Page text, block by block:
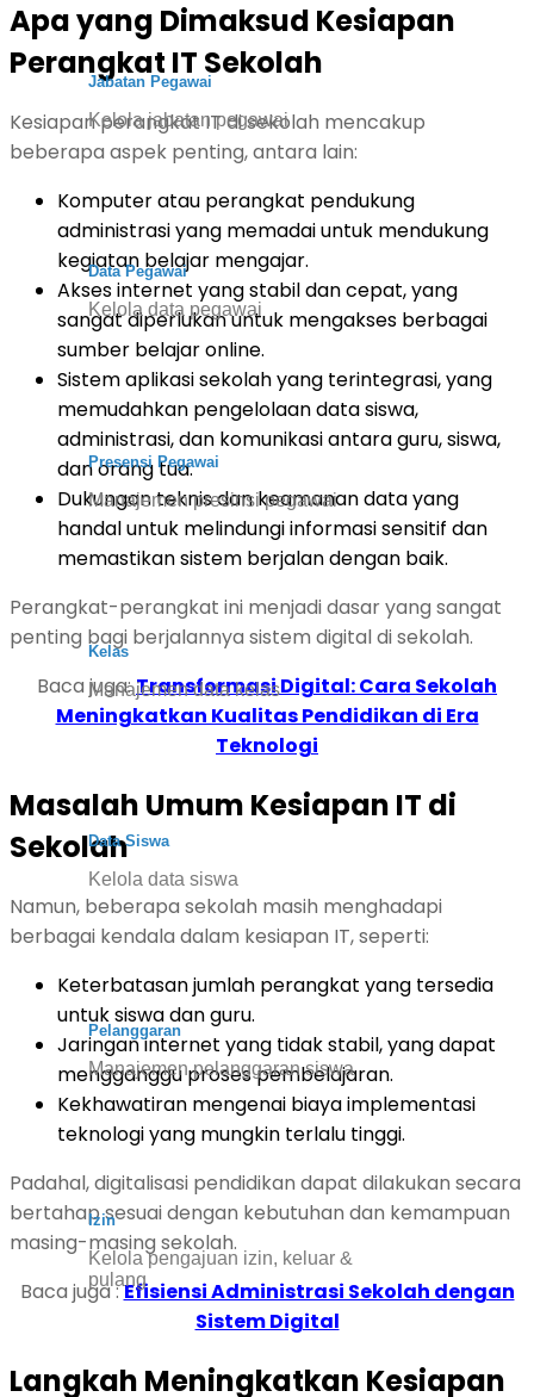
Jabatan Pegawai
Kelola jabatan pegawai
Data Pegawai
Kelola data pegawai
Presensi Pegawai
Manajemen presinsi pegawai
Kelas
Manajemen data kelas
Data Siswa
Kelola data siswa
Pelanggaran
Manajemen pelanggaran siswa
Izin
Kelola pengajuan izin, keluar &
pulang
Apa yang Dimaksud Kesiapan
Perangkat IT Sekolah
Kesiapan perangkat IT di sekolah mencakup
beberapa aspek penting, antara lain:
Komputer atau perangkat pendukung
administrasi yang memadai untuk mendukung
kegiatan belajar mengajar.
Akses internet yang stabil dan cepat, yang
sangat diperlukan untuk mengakses berbagai
sumber belajar online.
Sistem aplikasi sekolah yang terintegrasi, yang
memudahkan pengelolaan data siswa,
administrasi, dan komunikasi antara guru, siswa,
dan orang tua.
Dukungan teknis dan keamanan data yang
handal untuk melindungi informasi sensitif dan
memastikan sistem berjalan dengan baik.
Perangkat-perangkat ini menjadi dasar yang sangat
penting bagi berjalannya sistem digital di sekolah.
Baca juga:Transformasi Digital: Cara Sekolah
Meningkatkan Kualitas Pendidikan di Era
Teknologi
Masalah Umum Kesiapan IT di
Sekolah
Namun, beberapa sekolah masih menghadapi
berbagai kendala dalam kesiapan IT, seperti:
Keterbatasan jumlah perangkat yang tersedia
untuk siswa dan guru.
Jaringan internet yang tidak stabil, yang dapat
mengganggu proses pembelajaran.
Kekhawatiran mengenai biaya implementasi
teknologi yang mungkin terlalu tinggi.
Padahal, digitalisasi pendidikan dapat dilakukan secara
bertahap sesuai dengan kebutuhan dan kemampuan
masing-masing sekolah.
Baca juga :Efisiensi Administrasi Sekolah dengan
Sistem Digital
Langkah Meningkatkan Kesiapan